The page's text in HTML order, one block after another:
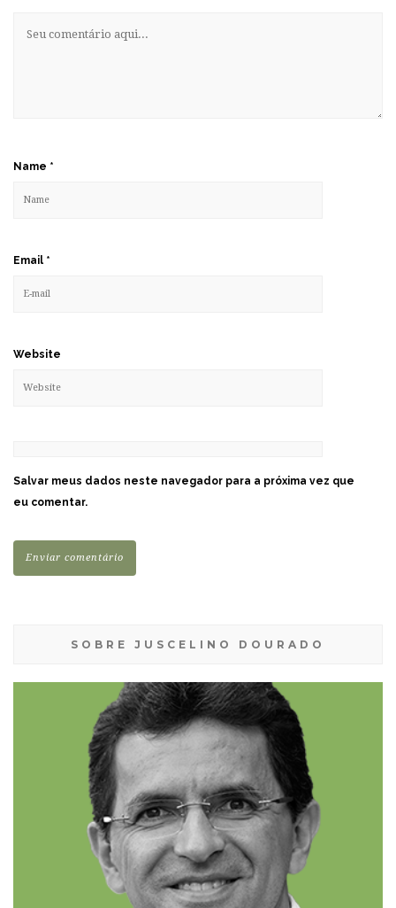
Name *
Email *
Website
Salvar meus dados neste navegador para a próxima vez que
eu comentar.
SOBRE JUSCELINO DOURADO